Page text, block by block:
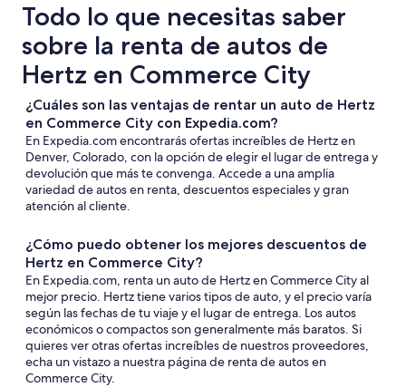
Todo lo que necesitas saber
sobre la renta de autos de
Hertz en Commerce City
¿Cuáles son las ventajas de rentar un auto de Hertz
en Commerce City con Expedia.com?
En Expedia.com encontrarás ofertas increíbles de Hertz en
Denver, Colorado, con la opción de elegir el lugar de entrega y
devolución que más te convenga. Accede a una amplia
variedad de autos en renta, descuentos especiales y gran
atención al cliente.
¿Cómo puedo obtener los mejores descuentos de
Hertz en Commerce City?
En Expedia.com, renta un auto de Hertz en Commerce City al
mejor precio. Hertz tiene varios tipos de auto, y el precio varía
según las fechas de tu viaje y el lugar de entrega. Los autos
económicos o compactos son generalmente más baratos. Si
quieres ver otras ofertas increíbles de nuestros proveedores,
echa un vistazo a nuestra página de renta de autos en
Commerce City.